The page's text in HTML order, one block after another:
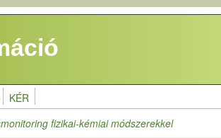
KÉR
fizikai-kémiai módszerekkel